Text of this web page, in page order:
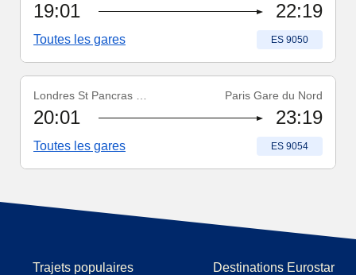
19:01 22:19
Toutes les gares Numéro du train
ES 9050
Numéro du train:
ES 9054Paris Gare du Nord
20:01 23:19
Toutes les gares Numéro du train
ES 9054
Trajets populaires Destinations Eurostar